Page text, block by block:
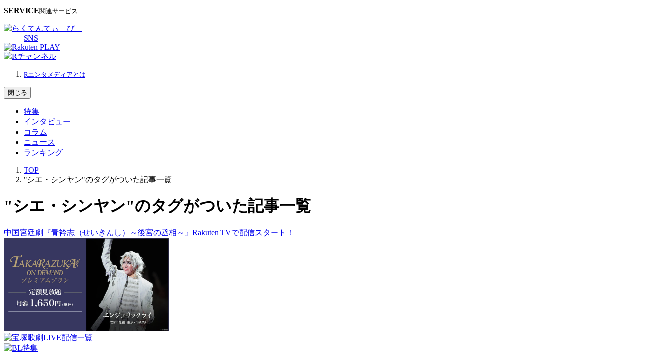
SERVICE関連サービス
SNS
Rエンタメディアとは
閉じる
特集
インタビュー
コラム
ニュース
ランキング
TOP
"シエ・シンヤン"のタグがついた記事一覧
"シエ・シンヤン"のタグがついた記事一覧
中国宮廷劇『青衿志（せいきんし）～後宮の丞相～』Rakuten TVで配信スタート！